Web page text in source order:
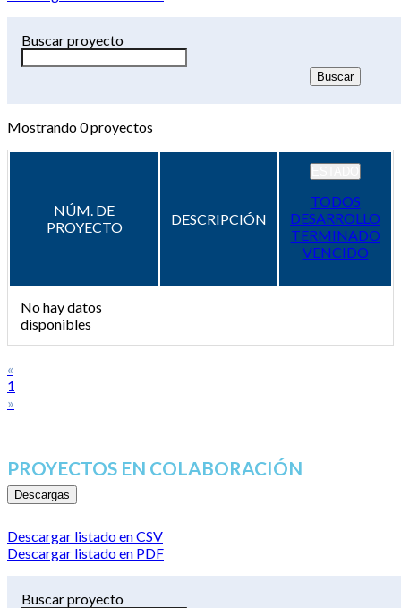
Buscar proyecto
Mostrando0proyectos
NÚM. DE
PROYECTO
DESCRIPCIÓN
TODOS
DESARROLLO
TERMINADO
VENCIDO
No hay datos
disponibles
«
1
»
PROYECTOS EN COLABORACIÓN
Descargas
Descargar listado en CSV
Descargar listado en PDF
Buscar proyecto